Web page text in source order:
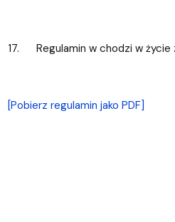
17. Regulamin w chodzi w życie
[Pobierz regulamin jako PDF]